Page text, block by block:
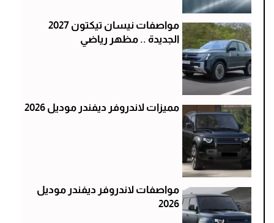
مواصفات نيسان تيكتون 2027
الجديدة .. مظهر رياضي
مميزات لاندروفر ديفندر موديل 2026
مواصفات لاندروفر ديفندر موديل
2026